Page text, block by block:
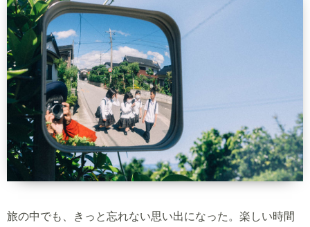
旅の中でも、きっと忘れない思い出になった。楽しい時間